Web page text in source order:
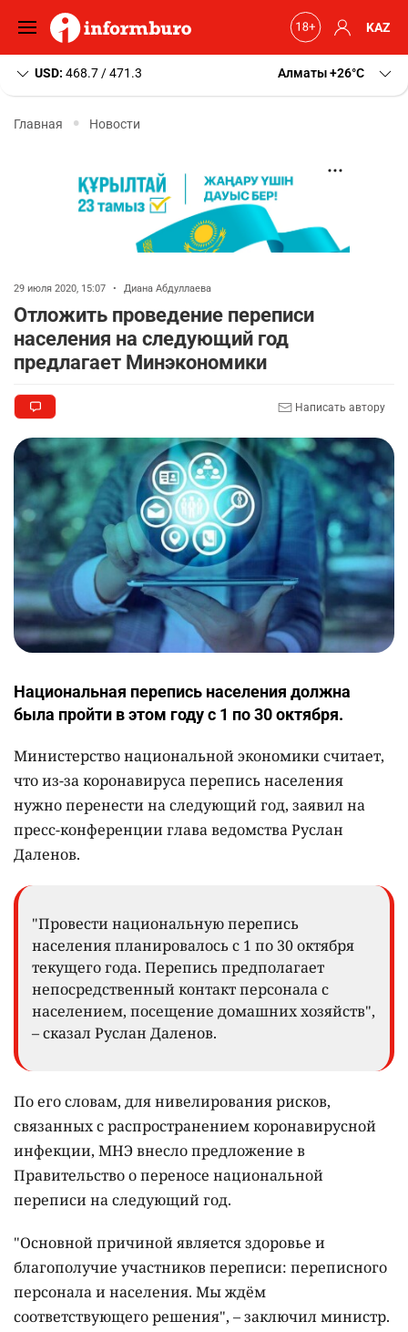
KAZ
USD: 468.7 / 471.3 Алматы+26 C
Главная Новости
29 июля 2020, 15:07 • Диана Абдуллаева
Отложить проведение переписи
населения на следующий год
предлагает Минэкономики
Написать автору
Национальная перепись населения должна
была пройти в этом году с 1 по 30 октября.
Министерство национальной экономики считает,
что из-за коронавируса перепись населения
нужно перенести на следующий год, заявил на
пресс-конференции глава ведомства Руслан
Даленов.
"Провести национальную перепись
населения планировалось с 1 по 30 октября
текущего года. Перепись предполагает
непосредственный контакт персонала с
населением, посещение домашних хозяйств",
– сказал Руслан Даленов.
По его словам, для нивелирования рисков,
связанных с распространением коронавирусной
инфекции, МНЭ внесло предложение в
Правительство о переносе национальной
переписи на следующий год.
"Основной причиной является здоровье и
благополучие участников переписи: переписного
персонала и населения. Мы ждём
соответствующего решения", – заключил министр.